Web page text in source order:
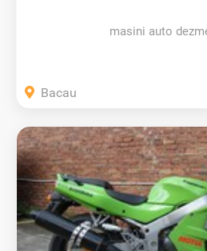
masini auto
Bacau